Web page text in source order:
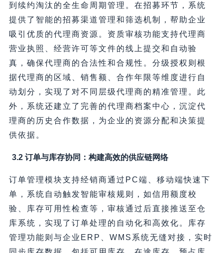
到续约淘汰的全生命周期管理。在招募环节，系统
提供了智能的招募渠道管理和筛选机制，帮助企业
吸引优质的代理商资源。资质审核功能支持代理商
营业执照、经营许可等文件的线上提交和自动验
真，确保代理商的合法性和合规性。分级授权则根
据代理商的区域、销售额、合作年限等维度进行自
动划分，实现了对不同层级代理商的精准管理。此
外，系统还建立了完善的代理商档案中心，沉淀代
理商的历史合作数据，为企业的资源分配和决策提
供依据。
3.2 订单与库存协同：构建高效的供应链网络
订单管理模块支持经销商通过PC端、移动端快速下
单，系统自动触发智能审核规则，如信用额度校
验、库存可用性检查等，审核通过后直接推送至仓
库系统，实现了订单处理的自动化和高效化。库存
管理功能则与企业ERP、WMS系统无缝对接，实时